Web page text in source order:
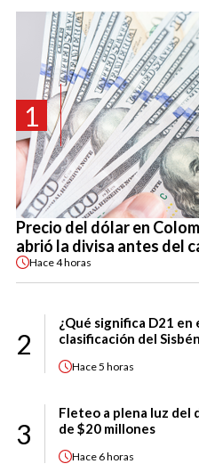
1
Precio del dólar en
abrió la divisa antes del
Hace4 horas
2
¿Qué significa D21 en
clasificación del
Hace5 horas
3
Fleteo a plena luz del
de $20 millones
Hace 6 horas